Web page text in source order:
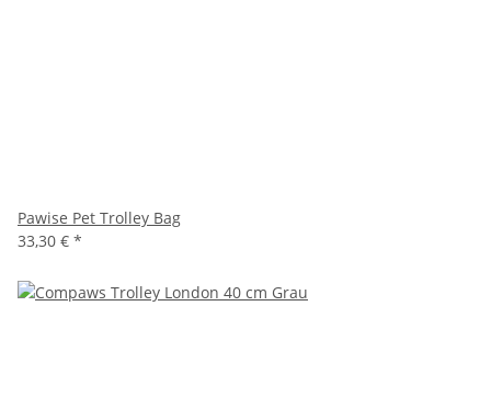
Pawise Pet Trolley Bag
33,30 € *